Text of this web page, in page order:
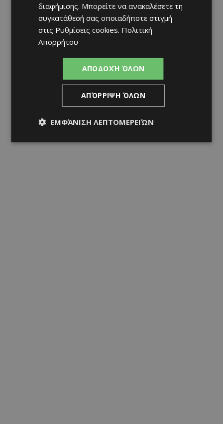
διαφήμισης. Μπορείτε να ανακαλέσετε τη
συγκατάθεσή σας οποιαδήποτε στιγμή
στις Ρυθμίσεις cookies. Πολιτική
Απορρήτου
ΑΠΟΔΟΧΉ ΌΛΩΝ
ΑΠΌΡΡΙΨΗ ΌΛΩΝ
ΕΜΦΆΝΙΣΗ ΛΕΠΤΟΜΕΡΕΙΏΝ